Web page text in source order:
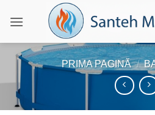
PRIMA PAGINĂ /